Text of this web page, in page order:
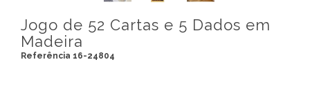
Jogo de 52 Cartas e 5 Dados em
Madeira
Referência 16-24804